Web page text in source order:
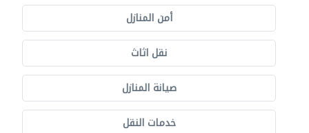
أمن المنازل
نقل اثاث
صيانة المنازل
خدمات النقل